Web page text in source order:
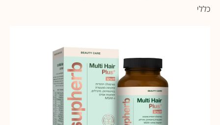
כללי